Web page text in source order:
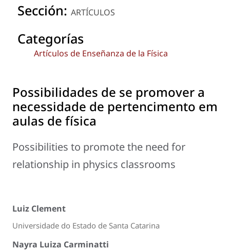
Sección: ARTÍCULOS
Categorías
Artículos de Enseñanza de la Física
Possibilidades de se promover a
necessidade de pertencimento em
aulas de física
Possibilities to promote the need for
relationship in physics classrooms
Luiz Clement
Universidade do Estado de Santa Catarina
Nayra Luiza Carminatti